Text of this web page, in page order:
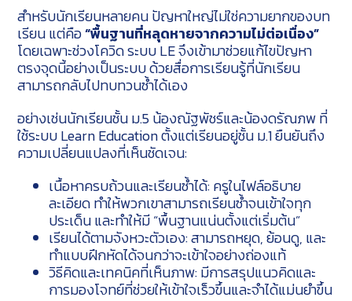
สำหรับนักเรียนหลายคน ปัญหาใหญ่ไม่ใช่ความยากของบท
เรียน แต่คือ“พื้นฐานที่หลุดหายจากความไม่ต่อเนื่อง”
โดยเฉพาะช่วงโควิด ระบบ LE จึงเข้ามาช่วยแก้ไขปัญหา
ตรงจุดนี้อย่างเป็นระบบ ด้วยสื่อการเรียนรู้ที่นักเรียน
สามารถกลับไปทบทวนซ้ำได้เอง
อย่างเช่นนักเรียนชั้น ม.5 น้องณัฐพัชร์และน้องดรัณภพ ที่
ใช้ระบบ Learn Education ตั้งแต่เรียนอยู่ชั้น ม.1 ยืนยันถึง
ความเปลี่ยนแปลงที่เห็นชัดเจน:
เนื้อหาครบถ้วนและเรียนซ้ำได้: ครูในไฟล์อธิบาย
ละเอียด ทำให้พวกเขาสามารถเรียนซ้ำจนเข้าใจทุก
ประเด็น และทำให้มี “พื้นฐานแน่นตั้งแต่เริ่มต้น”
เรียนได้ตามจังหวะตัวเอง: สามารถหยุด, ย้อนดู, และ
ทำแบบฝึกหัดได้จนกว่าจะเข้าใจอย่างถ่องแท้
วิธีคิดและเทคนิคที่เห็นภาพ: มีการสรุปแนวคิดและ
การมองโจทย์ที่ช่วยให้เข้าใจเร็วขึ้นและจำได้แม่นยำขึ้น